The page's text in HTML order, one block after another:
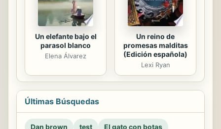
Un elefante bajo el
parasol blanco
Elena Álvarez
Un reino de
promesas malditas
(Edición española)
Lexi Ryan
Últimas Búsquedas
Dan brown test
El gato con botas